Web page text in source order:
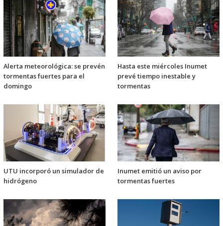
Alerta meteorológica: se prevén
tormentas fuertes para el
domingo
Hasta este miércoles Inumet
prevé tiempo inestable y
tormentas
UTU incorporó un simulador de
hidrógeno
Inumet emitió un aviso por
tormentas fuertes